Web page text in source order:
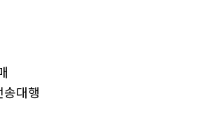
송대행